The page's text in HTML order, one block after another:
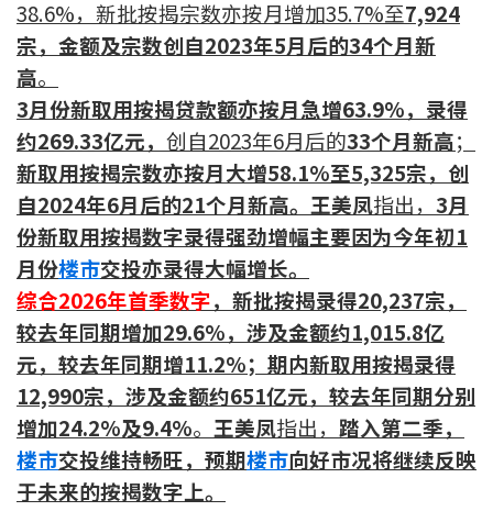
印花税计算
免费物业估价
下载中心
按揭全面睇
新闻/研究
公司动态
按市新闻
统计数据库
按揭快趣智识
按揭智库
38.6%，新批按揭宗数亦按月增加35.7%至7,924
宗，金额及宗数创自2023年5月后的34个月新
高。
3月份新取用按揭贷款额亦按月急增63.9%，录得
约269.33亿元， 创自2023年6月后的33个月新高；
新取用按揭宗数亦按月大增58.1%至5,325宗，创
自2024年6月后的21个月新高。王美凤指出， 3月
份新取用按揭数字录得强劲增幅主要因为今年初1
月份楼市交投亦录得大幅增长。
综合2026年首季数字， 新批按揭录得20,237宗，
较去年同期增加29.6%，涉及金额约1,015.8亿
元，较去年同期增11.2%；期内新取用按揭录得
12,990宗，涉及金额约651亿元，较去年同期分别
增加24.2%及9.4%。 王美凤指出， 踏入第二季，
楼市交投维持畅旺，预期楼市向好市况将继续反映
于未来的按揭数字上。